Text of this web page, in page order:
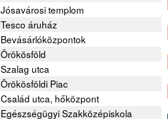
Jósavárosi templom
Tesco áruház
Bevásárlóközpontok
Örökösföld
Szalag utca
Örökösföldi Piac
Család utca, hőközpont
Egészségügyi Szakközépiskola